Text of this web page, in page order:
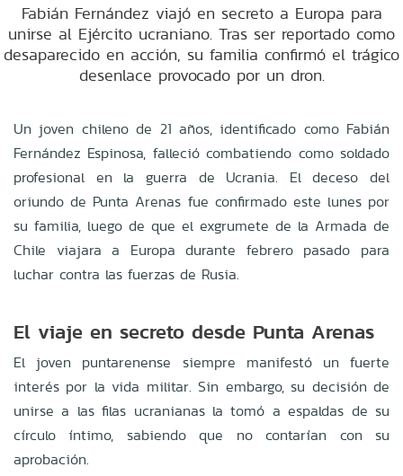
Fabián Fernández viajó en secreto a Europa para
unirse al Ejército ucraniano. Tras ser reportado como
desaparecido en acción, su familia confirmó el trágico
desenlace provocado por un dron.
Un joven chileno de 21 años, identificado como Fabián
Fernández Espinosa, falleció combatiendo como soldado
profesional en la guerra de Ucrania. El deceso del
oriundo de Punta Arenas fue confirmado este lunes por
su familia, luego de que el exgrumete de la Armada de
Chile viajara a Europa durante febrero pasado para
luchar contra las fuerzas de Rusia.
El viaje en secreto desde Punta Arenas
El joven puntarenense siempre manifestó un fuerte
interés por la vida militar. Sin embargo, su decisión de
unirse a las filas ucranianas la tomó a espaldas de su
círculo íntimo, sabiendo que no contarían con su
aprobación.